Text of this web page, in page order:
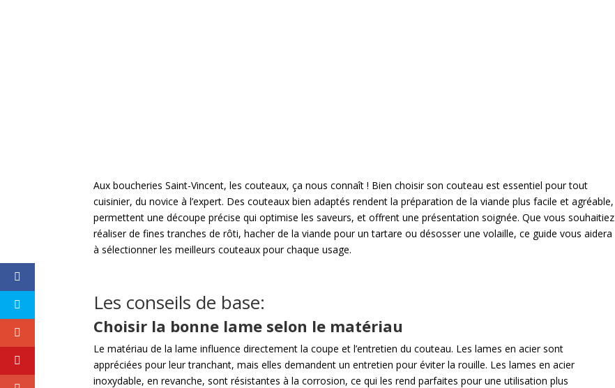
Aux boucheries Saint-Vincent, les couteaux, ça nous connaît ! Bien choisir son couteau est essentiel pour tout
cuisinier, du novice à l’expert. Des couteaux bien adaptés rendent la préparation de la viande plus facile et agréable,
permettent une découpe précise qui optimise les saveurs, et offrent une présentation soignée. Que vous souhaitiez
réaliser de fines tranches de rôti, hacher de la viande pour un tartare ou désosser une volaille, ce guide vous aidera
à sélectionner les meilleurs couteaux pour chaque usage.
Les conseils de base:
Choisir la bonne lame selon le matériau
Le matériau de la lame influence directement la coupe et l’entretien du couteau. Les lames en acier sont
appréciées pour leur tranchant, mais elles demandent un entretien pour éviter la rouille. Les lames en acier
inoxydable, en revanche, sont résistantes à la corrosion, ce qui les rend parfaites pour une utilisation plus